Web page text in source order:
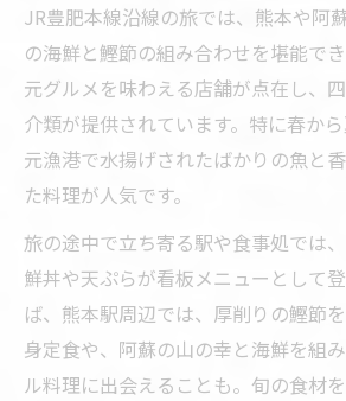
JR豊肥本線沿線の旅では、熊本や阿
の海鮮と鰹節の組み合わせを堪能で
元グルメを味わえる店舗が点在し、
介類が提供されています。特に春か
元漁港で水揚げされたばかりの魚と
た料理が人気です。
旅の途中で立ち寄る駅や食事処では
鮮丼や天ぷらが看板メニューとして
ば、熊本駅周辺では、厚削りの鰹節
身定食や、阿蘇の山の幸と海鮮を組
ル料理に出会えることも。旬の食材